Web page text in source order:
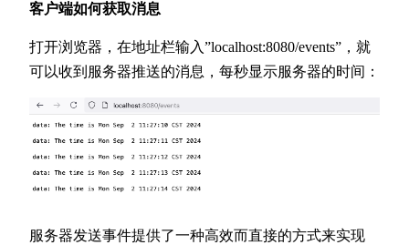
客户端如何获取消息
打开浏览器，在地址栏输入”localhost:8080/events”，就
可以收到服务器推送的消息，每秒显示服务器的时间：
服务器发送事件提供了一种高效而直接的方式来实现